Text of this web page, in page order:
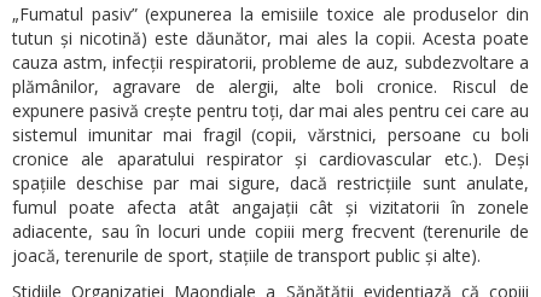
„Fumatul pasiv” (expunerea la emisiile toxice ale produselor din
tutun și nicotină) este dăunător, mai ales la copii. Acesta poate
cauza astm, infecții respiratorii, probleme de auz, subdezvoltare a
plămânilor, agravare de alergii, alte boli cronice. Riscul de
expunere pasivă crește pentru toți, dar mai ales pentru cei care au
sistemul imunitar mai fragil (copii, vărstnici, persoane cu boli
cronice ale aparatului respirator și cardiovascular etc.). Deși
spațiile deschise par mai sigure, dacă restricțiile sunt anulate,
fumul poate afecta atât angajații cât și vizitatorii în zonele
adiacente, sau în locuri unde copiii merg frecvent (terenurile de
joacă, terenurile de sport, stațiile de transport public și alte).
Stidiile Organizației Maondiale a Sănătății evidențiază că copiii